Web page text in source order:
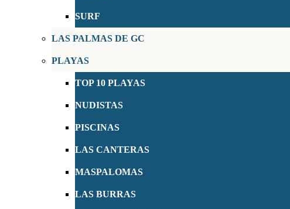
SURF
LAS PALMAS DE GC
PLAYAS
TOP 10 PLAYAS
NUDISTAS
PISCINAS
LAS CANTERAS
MASPALOMAS
LAS BURRAS